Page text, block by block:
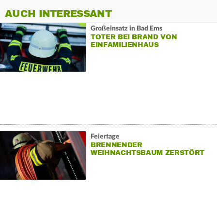
AUCH INTERESSANT
Großeinsatz in Bad Ems
TOTER BEI BRAND VON
EINFAMILIENHAUS
Feiertage
BRENNENDER
WEIHNACHTSBAUM ZERSTÖRT